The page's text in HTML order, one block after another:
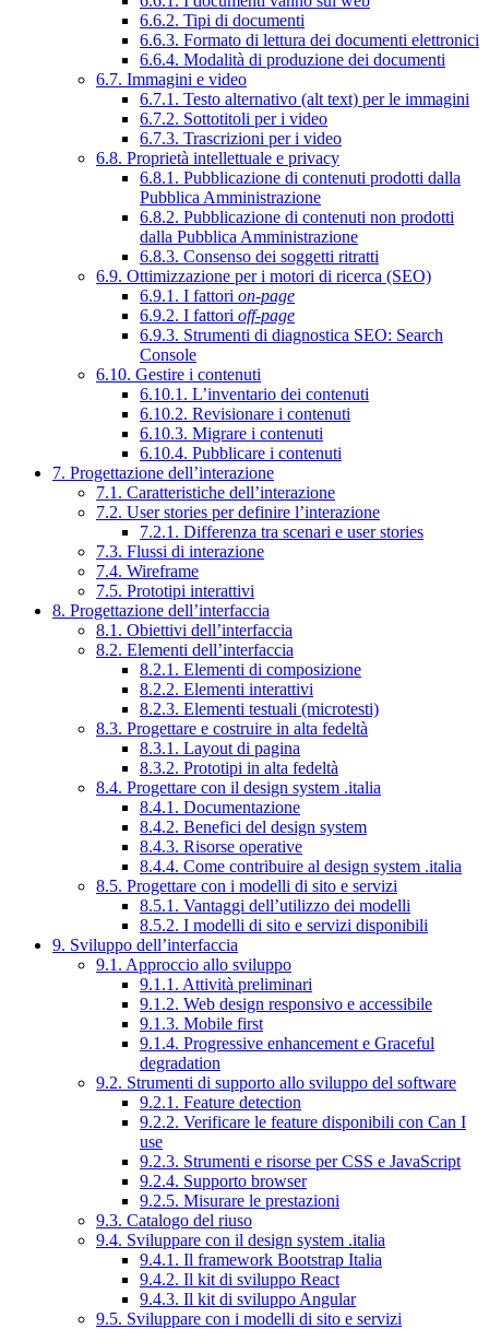
6.6.2. Tipi di documenti
6.6.3. Formato di lettura dei documenti elettronici
6.6.4. Modalità di produzione dei documenti
6.7. Immagini e video
6.7.1. Testo alternativo (alt text) per le immagini
6.7.2. Sottotitoli per i video
6.7.3. Trascrizioni per i video
6.8. Proprietà intellettuale e privacy
6.8.1. Pubblicazione di contenuti prodotti dalla
Pubblica Amministrazione
6.8.2. Pubblicazione di contenuti non prodotti
dalla Pubblica Amministrazione
6.8.3. Consenso dei soggetti ritratti
6.9. Ottimizzazione per i motori di ricerca (SEO)
6.9.1. I fattori on-page
6.9.2. I fattori off-page
6.9.3. Strumenti di diagnostica SEO: Search
Console
6.10. Gestire i contenuti
6.10.1. L’inventario dei contenuti
6.10.2. Revisionare i contenuti
6.10.3. Migrare i contenuti
6.10.4. Pubblicare i contenuti
7. Progettazione dell’interazione
7.1. Caratteristiche dell’interazione
7.2. User stories per definire l’interazione
7.2.1. Differenza tra scenari e user stories
7.3. Flussi di interazione
7.4. Wireframe
7.5. Prototipi interattivi
8. Progettazione dell’interfaccia
8.1. Obiettivi dell’interfaccia
8.2. Elementi dell’interfaccia
8.2.1. Elementi di composizione
8.2.2. Elementi interattivi
8.2.3. Elementi testuali (microtesti)
8.3. Progettare e costruire in alta fedeltà
8.3.1. Layout di pagina
8.3.2. Prototipi in alta fedeltà
8.4. Progettare con il design system .italia
8.4.1. Documentazione
8.4.2. Benefici del design system
8.4.3. Risorse operative
8.4.4. Come contribuire al design system .italia
8.5. Progettare con i modelli di sito e servizi
8.5.1. Vantaggi dell’utilizzo dei modelli
8.5.2. I modelli di sito e servizi disponibili
9. Sviluppo dell’interfaccia
9.1. Approccio allo sviluppo
9.1.1. Attività preliminari
9.1.2. Web design responsivo e accessibile
9.1.3. Mobile first
9.1.4. Progressive enhancement e Graceful
degradation
9.2. Strumenti di supporto allo sviluppo del software
9.2.1. Feature detection
9.2.2. Verificare le feature disponibili con Can I
use
9.2.3. Strumenti e risorse per CSS e JavaScript
9.2.4. Supporto browser
9.2.5. Misurare le prestazioni
9.3. Catalogo del riuso
9.4. Sviluppare con il design system .italia
9.4.1. Il framework Bootstrap Italia
9.4.2. Il kit di sviluppo React
9.4.3. Il kit di sviluppo Angular
9.5. Sviluppare con i modelli di sito e servizi